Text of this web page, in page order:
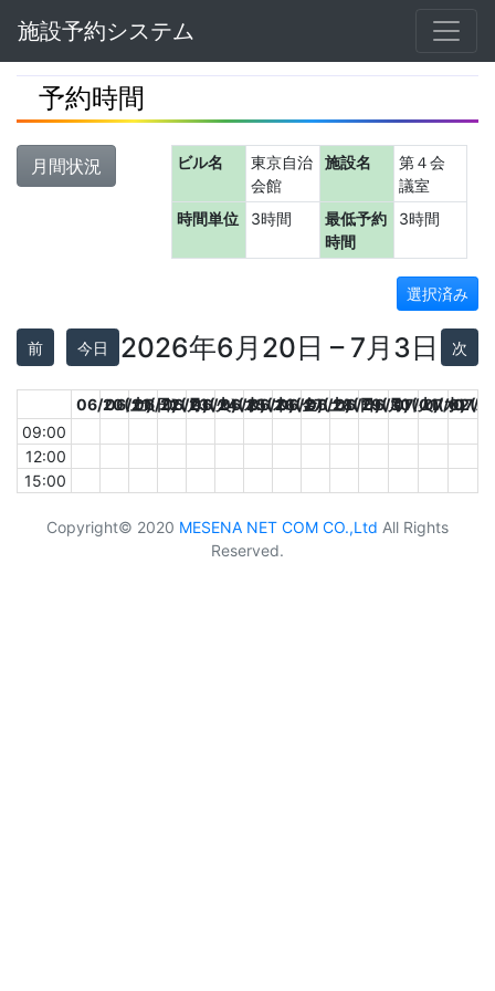
Navbar
施設予約システム
予約時間
月間状況 ビル名
東京自治
会館
施設名
第４会
議室
時間単位
3時間
最低予約
時間
3時間
選択済み
前 今日 2026年6月20日 – 7月3日 次
06/20(土)
06/21(日)
06/22(月)
06/23(火)
06/24(水)
06/25(木)
06/26(金)
06/27(土)
06/28(日)
06/29(月)
06/30(火)
07/01(水)
07/02(
07/
09:00
12:00
15:00
Copyright© 2020 MESENA NET COM CO.,Ltd All Rights
Reserved.